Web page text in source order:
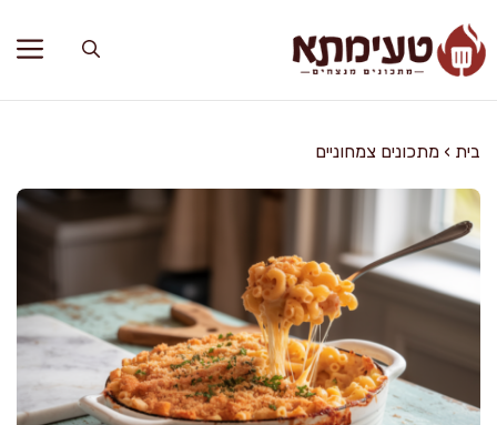
לתוכן
בית › מתכונים צמחוניים